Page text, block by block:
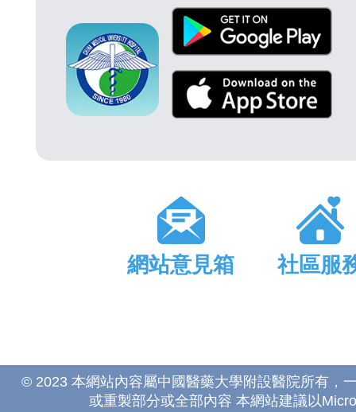
網站意見箱 社區服
© 2023 本網站內容屬中國醫藥大學附設醫院所有，
或重製部分或全部內容 本網站建議以